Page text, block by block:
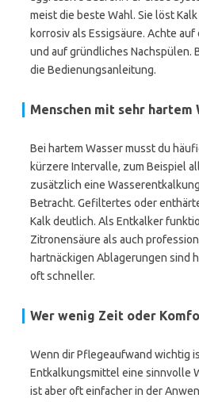
meist die beste Wahl. Sie löst
korrosiv als Essigsäure. Achte
und auf gründliches Nachspülen.
die Bedienungsanleitung.
Menschen mit sehr hartem
Bei hartem Wasser musst du
kürzere Intervalle, zum Beispiel
zusätzlich eine
Betracht. Gefiltertes oder
Kalk deutlich. Als Entkalker
Zitronensäure als auch
hartnäckigen Ablagerungen sind
oft schneller.
Wer wenig Zeit oder
Wenn dir Pflegeaufwand wichtig
Entkalkungsmittel eine sinnvolle
ist aber oft einfacher in der